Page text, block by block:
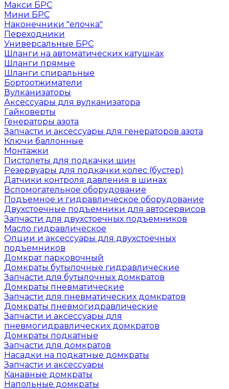
Макси БРС
Мини БРС
Наконечники "елочка"
Переходники
Универсальные БРС
Шланги на автоматических катушках
Шланги прямые
Шланги спиральные
Бортоотжиматели
Вулканизаторы
Аксессуары для вулканизатора
Гайковерты
Генераторы азота
Запчасти и аксессуары для генераторов азота
Ключи баллонные
Монтажки
Пистолеты для подкачки шин
Резервуары для подкачки колес (бустер)
Датчики контроля давления в шинах
Вспомогательное оборудование
Подъемное и гидравлическое оборудование
Двухстоечные подъемники для автосервисов
Запчасти для двухстоечных подъемников
Масло гидравлическое
Опции и аксессуары для двухстоечных
подъемников
Домкрат парковочный
Домкраты бутылочные гидравлические
Запчасти для бутылочных домкратов
Домкраты пневматические
Запчасти для пневматических домкратов
Домкраты пневмогидравлические
Запчасти и аксессуары для
пневмогидравлических домкратов
Домкраты подкатные
Запчасти для домкратов
Насадки на подкатные домкраты
Запчасти и аксессуары
Канавные домкраты
Напольные домкраты